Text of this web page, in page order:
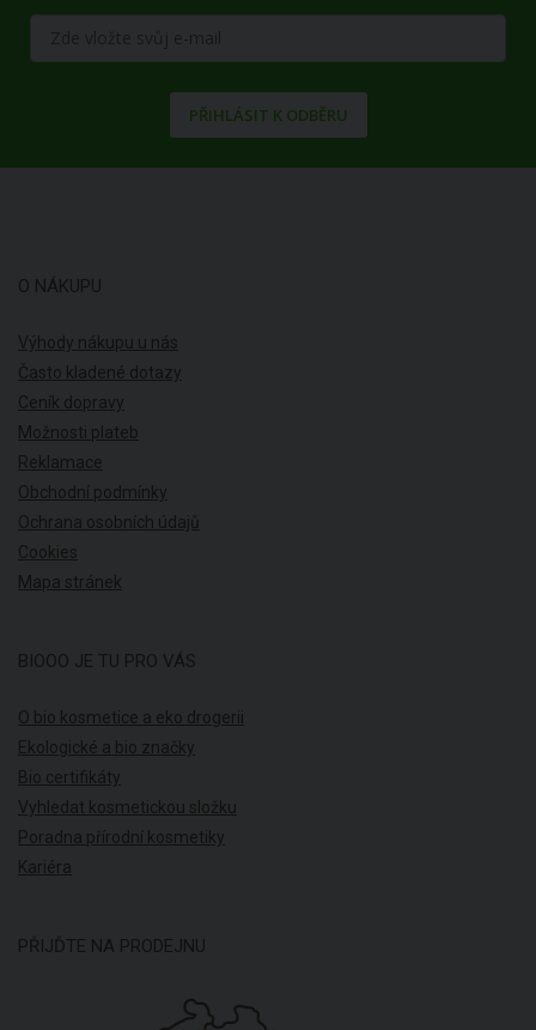
PŘIHLÁSIT K ODBĚRU
O NÁKUPU
Výhody nákupu u nás
Často kladené dotazy
Ceník dopravy
Možnosti plateb
Reklamace
Obchodní podmínky
Ochrana osobních údajů
Cookies
Mapa stránek
BIOOO JE TU PRO VÁS
O bio kosmetice a eko drogerii
Ekologické a bio značky
Bio certifikáty
Vyhledat kosmetickou složku
Poradna přírodní kosmetiky
Kariéra
PŘIJĎTE NA PRODEJNU